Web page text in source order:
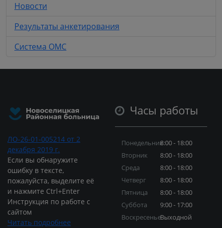
Новости
Результаты анкетирования
Система ОМС
ЛО-26-01-005214 от 2
декабря 2019 г.
Если вы обнаружите
ошибку в тексте,
пожалуйста, выделите её
и нажмите Ctrl+Enter
Инструкция по работе с
сайтом
Читать подробнее
Часы работы
Понедельник
Вторник
Среда
Четверг
Пятница
Суббота
Воскресенье
8:00 - 18:00
8:00 - 18:00
8:00 - 18:00
8:00 - 18:00
8:00 - 18:00
9:00 - 17:00
Выходной